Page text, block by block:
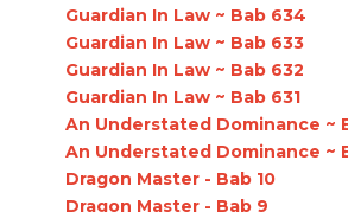
Guardian In Law ~ Bab 634
Guardian In Law ~ Bab 633
Guardian In Law ~ Bab 632
Guardian In Law ~ Bab 631
An Understated Dominance ~
An Understated Dominance ~
Dragon Master - Bab 10
Dragon Master - Bab 9